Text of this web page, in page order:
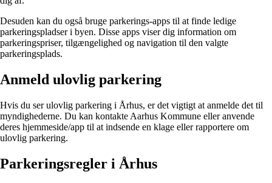
Desuden kan du også bruge parkerings-apps til at finde ledige
parkeringspladser i byen. Disse apps viser dig information om
parkeringspriser, tilgængelighed og navigation til den valgte
parkeringsplads.
Anmeld ulovlig parkering
Hvis du ser ulovlig parkering i Århus, er det vigtigt at anmelde det til
myndighederne. Du kan kontakte Aarhus Kommune eller anvende
deres hjemmeside/app til at indsende en klage eller rapportere om
ulovlig parkering.
Parkeringsregler i Århus